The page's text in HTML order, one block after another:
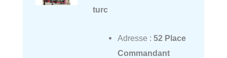
turc
Adresse : 52 Place
Commandant